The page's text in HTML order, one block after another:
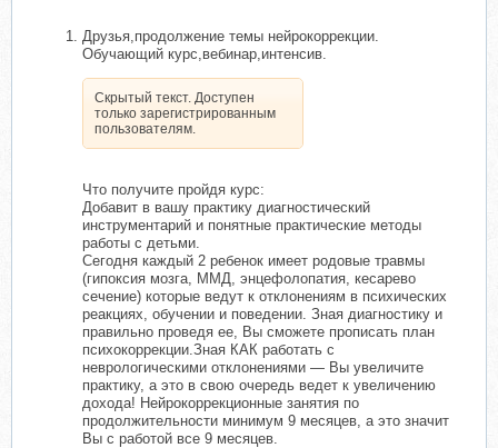
Друзья,продолжение темы нейрокоррекции.
Обучающий курс,вебинар,интенсив.
Скрытый текст. Доступен
только зарегистрированным
пользователям.
Что получите пройдя курс:
Добавит в вашу практику диагностический
инструментарий и понятные практические методы
работы с детьми.
Сегодня каждый 2 ребенок имеет родовые травмы
(гипоксия мозга, ММД, энцефолопатия, кесарево
сечение) которые ведут к отклонениям в психических
реакциях, обучении и поведении. Зная диагностику и
правильно проведя ее, Вы сможете прописать план
психокоррекции.Зная КАК работать с
неврологическими отклонениями — Вы увеличите
практику, а это в свою очередь ведет к увеличению
дохода! Нейрокоррекционные занятия по
продолжительности минимум 9 месяцев, а это значит
Вы с работой все 9 месяцев.